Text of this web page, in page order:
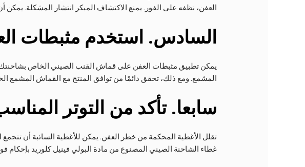
العفن، نظفه على الفور. يمنع الاكتشاف المبكر انتشار المشكلة.
السادس. استخدم مثبطات
يمكن تطبيق مثبطات العفن على قماش القنب الصيني الخاص
المشمع. ومع ذلك، تحقق دائمًا من توافق المنتج مع القماش المشمع
سابعا. تأكد من التوتر
تقلل الأغطية المحكمة من خطر العفن. يمكن للأغطية السائبة أن تتجمع
غطاء الشاحنة الصيني المصنوع من مادة البولي فينيل كلوريد